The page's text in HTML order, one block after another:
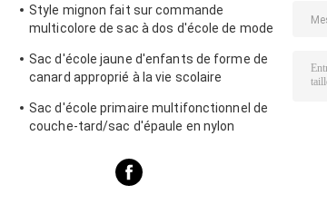
Style mignon fait sur commande
multicolore de sac à dos d'école de mode
Sac d'école jaune d'enfants de forme de
canard approprié à la vie scolaire
Sac d'école primaire multifonctionnel de
couche-tard/sac d'épaule en nylon